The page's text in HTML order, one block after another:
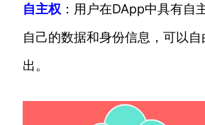
自主权 ：用户在DApp中具有自
自己的数据和身份信息，可以
出。